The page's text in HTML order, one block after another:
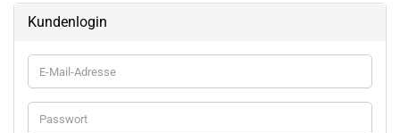
Kundenlogin
E-
Mail-
Adresse
Passwort